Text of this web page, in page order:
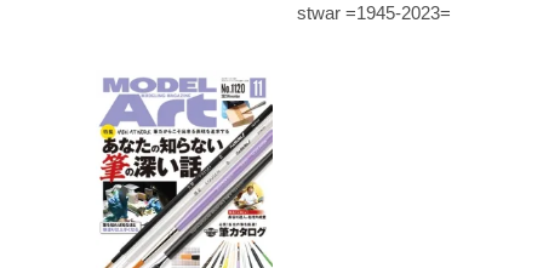
stwar =1945-2023=